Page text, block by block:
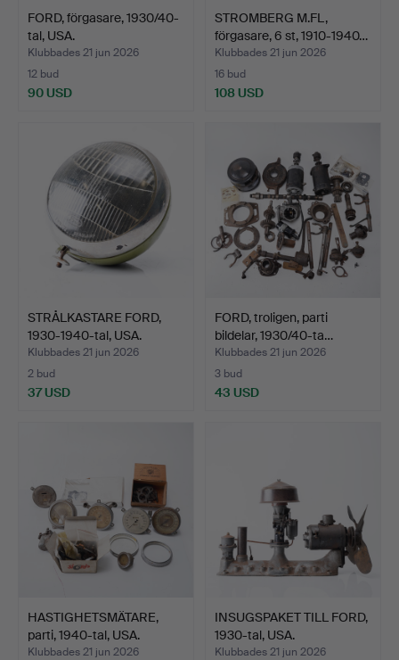
FORD, förgasare, 1930/40-
tal, USA.
Klubbades 21 jun 2026
12 bud
90 USD
STROMBERG M.FL,
förgasare, 6 st, 1910-1940…
Klubbades 21 jun 2026
16 bud
108 USD
STRÅLKASTARE FORD,
1930-1940-tal, USA.
Klubbades 21 jun 2026
2 bud
37 USD
FORD, troligen, parti
bildelar, 1930/40-ta…
Klubbades 21 jun 2026
3 bud
43 USD
HASTIGHETSMÄTARE,
parti, 1940-tal, USA.
Klubbades 21 jun 2026
INSUGSPAKET TILL FORD,
1930-tal, USA.
Klubbades 21 jun 2026